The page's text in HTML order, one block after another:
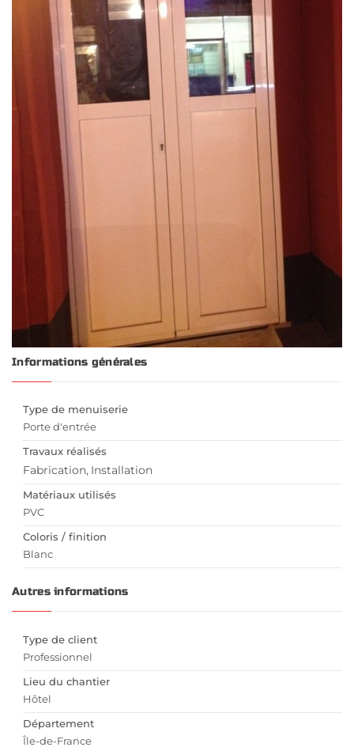
Informations générales
Type de menuiserie
Porte d'entrée
Travaux réalisés
Fabrication Installation
Matériaux utilisés
PVC
Coloris / finition
Blanc
Autres informations
Type de client
Professionnel
Lieu du chantier
Hôtel
Département
Île-de-France